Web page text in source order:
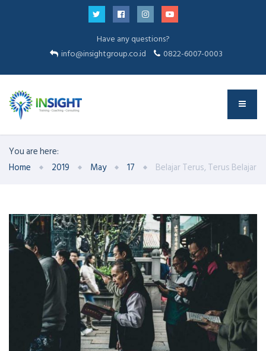
Have any questions?
info@insightgroup.co.id
0822-6007-0003
You are here:
Home
2019 May 17 Belajar Terus, Terus Belajar